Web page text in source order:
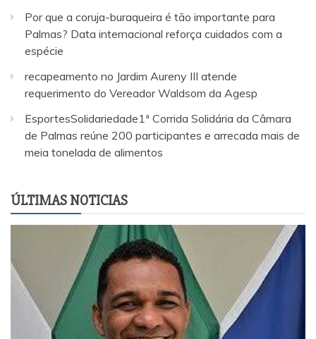
Por que a coruja-buraqueira é tão importante para
Palmas? Data internacional reforça cuidados com a
espécie
recapeamento no Jardim Aureny III atende
requerimento do Vereador Waldsom da Agesp
EsportesSolidariedade1ª Corrida Solidária da Câmara
de Palmas reúne 200 participantes e arrecada mais de
meia tonelada de alimentos
ÚLTIMAS NOTICIAS